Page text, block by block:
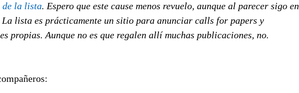
de la lista. Espero que este cause menos revuelo, aunque al parecer sigo en
La lista es prácticamente un sitio para anunciar calls for papers y
propias. Aunque no es que regalen allí muchas publicaciones, no.